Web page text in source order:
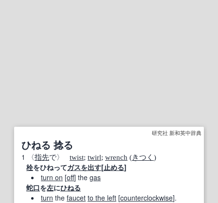
研究社 新和英中辞典
ひねる 捻る
1 〈指先で〉 twist; twirl; wrench (きつく )
栓をひねってガスを出す[止める]
turn on [off] the gas
蛇口を左にひねる
turn the faucet to the left [counterclockwise].